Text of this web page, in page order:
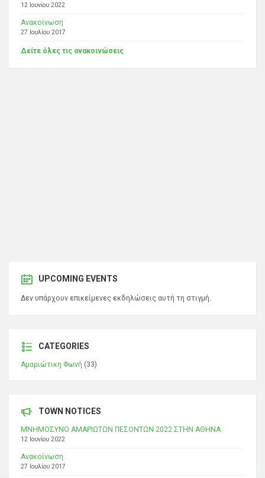
12 Ιουνίου 2022
Ανακοίνωση
27 Ιουλίου 2017
Δείτε όλες τις ανακοινώσεις
UPCOMING EVENTS
Δεν υπάρχουν επικείμενες εκδηλώσεις αυτή τη στιγμή.
CATEGORIES
Αμαριώτικη Φωνή (33)
TOWN NOTICES
ΜΝΗΜΟΣΥΝΟ ΑΜΑΡΙΩΤΩΝ ΠΕΣΟΝΤΩΝ 2022 ΣΤΗΝ ΑΘΗΝΑ
12 Ιουνίου 2022
Ανακοίνωση
27 Ιουλίου 2017